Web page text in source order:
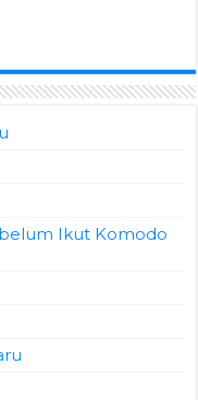
Ikut Komodo